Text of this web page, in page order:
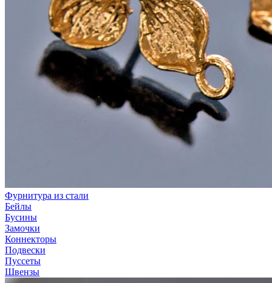
Фурнитура из стали
Бейлы
Бусины
Замочки
Коннекторы
Подвески
Пуссеты
Швензы